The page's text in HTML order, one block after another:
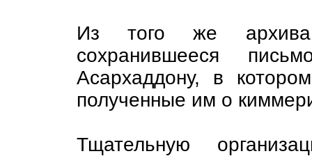
Из того же архива
сохранившееся
Асархаддону, в
полученные им о
Тщательную